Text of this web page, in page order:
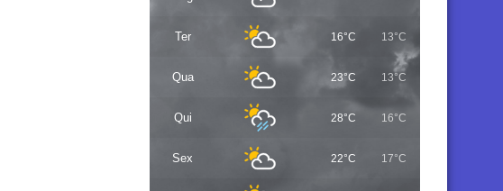
Ter 16°C 13°C
Qua 23°C 13°C
Qui 28°C 16°C
Sex 22°C 17°C